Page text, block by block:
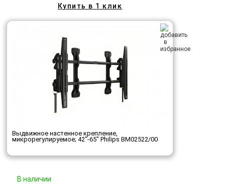
Купить в 1 клик
Выдвижное настенное крепление,
микрорегулируемое; 42"-65" Philips BM02522/00
В наличии